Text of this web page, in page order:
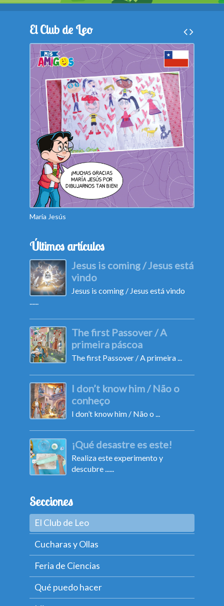
El Club de Leo
María Jesús
Últimos artículos
Jesus is coming / Jesus está
vindo
Jesus is coming / Jesus está vindo
......
The first Passover / A
primeira páscoa
The first Passover / A primeira ...
I don’t know him / Não o
conheço
I don’t know him / Não o ...
¡Qué desastre es este!
Realiza este experimento y
descubre ......
Secciones
El Club de Leo
Cucharas y Ollas
Feria de Ciencias
Qué puedo hacer